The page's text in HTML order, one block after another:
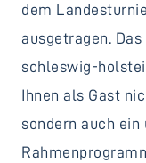
dem
ausgetragen.
schleswig-
Ihnen als Gast
sondern auch